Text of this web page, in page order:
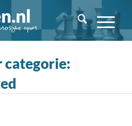
categorie: